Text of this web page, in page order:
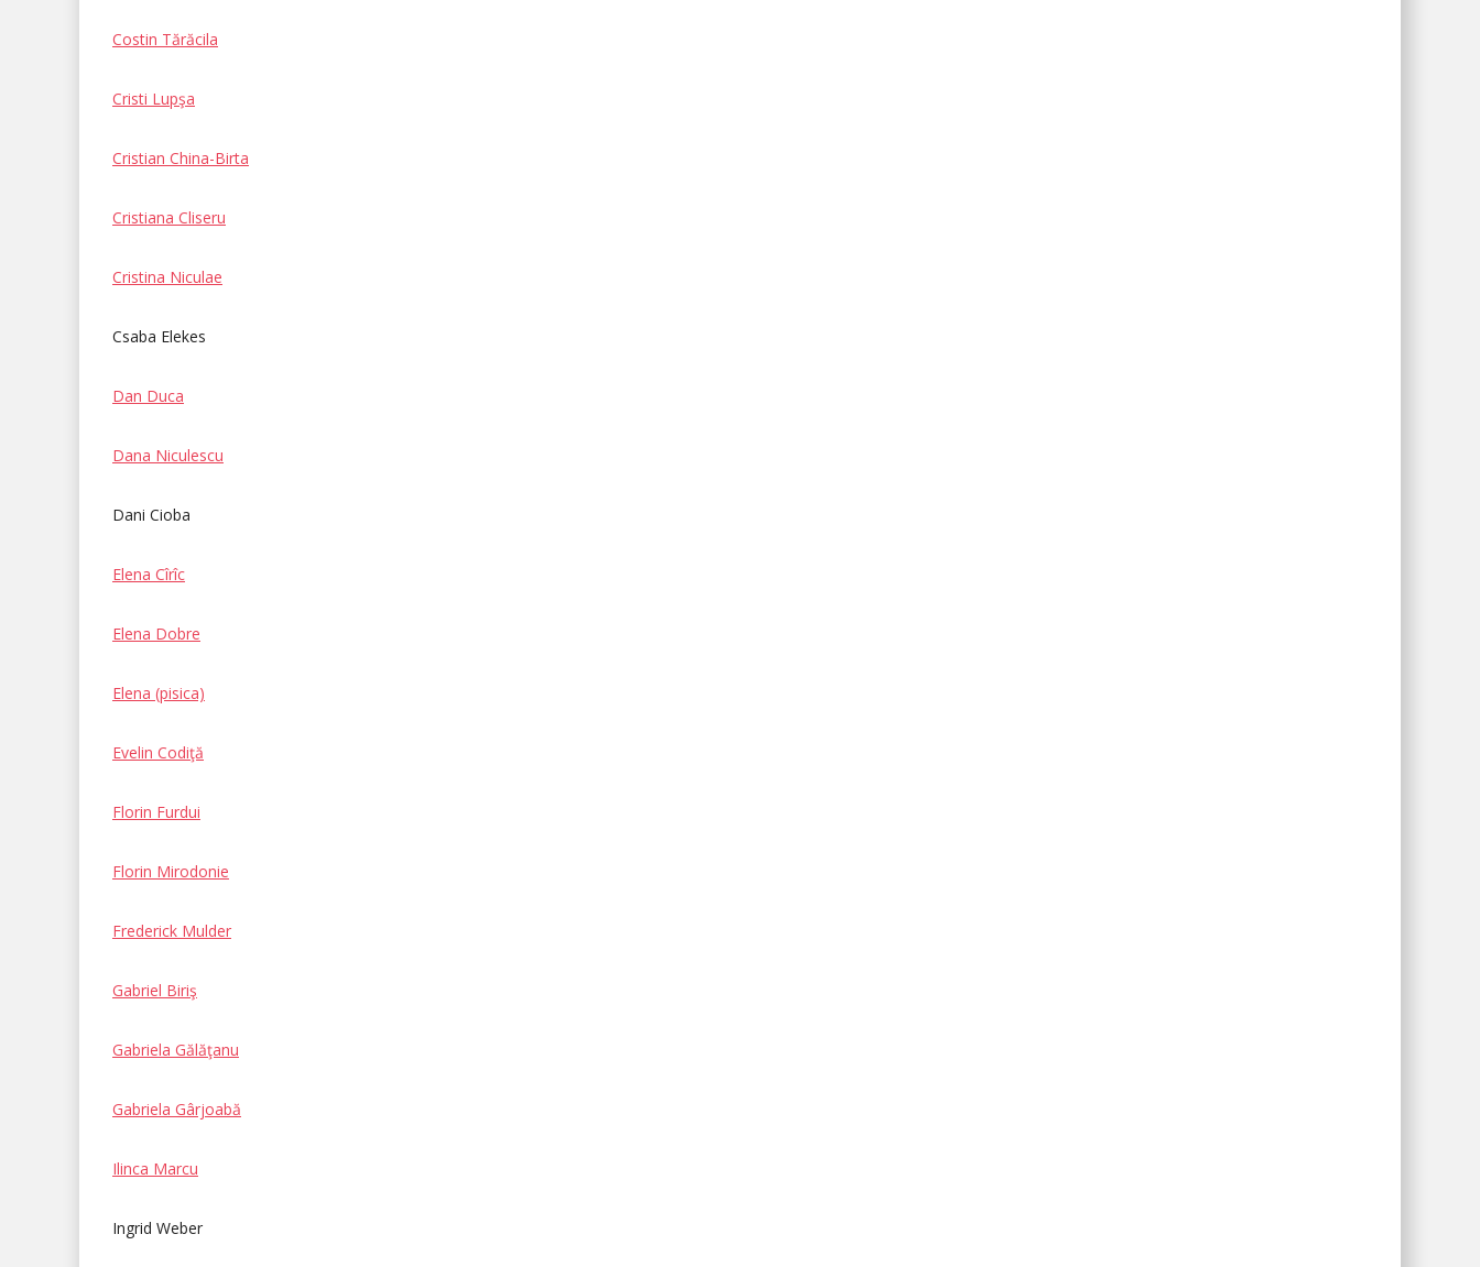
Costin Tărăcila
Cristi Lupşa
Cristian China-Birta
Cristiana Cliseru
Cristina Niculae
Csaba Elekes
Dan Duca
Dana Niculescu
Dani Cioba
Elena Cîrîc
Elena Dobre
Elena (pisica)
Evelin Codiţă
Florin Furdui
Florin Mirodonie
Frederick Mulder
Gabriel Biriş
Gabriela Gălăţanu
Gabriela Gârjoabă
Ilinca Marcu
Ingrid Weber